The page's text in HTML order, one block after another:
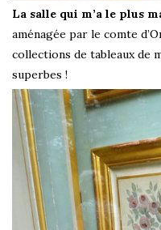
La salle qui m’a le plus
aménagée par le comte
collections de tableaux de
superbes !